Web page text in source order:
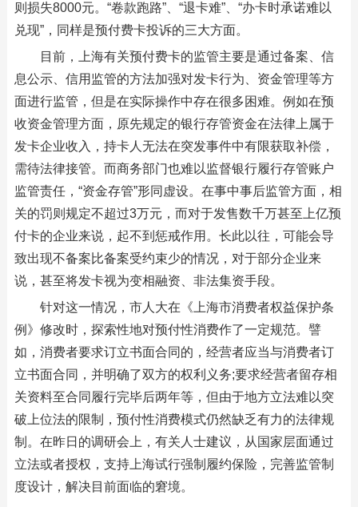
则损失8000元。“卷款跑路”、“退卡难”、“办卡时承诺难以
兑现”，同样是预付费卡投诉的三大方面。
目前，上海有关预付费卡的监管主要是通过备案、信
息公示、信用监管的方法加强对发卡行为、资金管理等方
面进行监管，但是在实际操作中存在很多困难。例如在预
收资金管理方面，原先规定的银行存管资金在法律上属于
发卡企业收入，持卡人无法在突发事件中有限获取补偿，
需待法律接管。而商务部门也难以监督银行履行存管账户
监管责任，“资金存管”形同虚设。在事中事后监管方面，相
关的罚则规定不超过3万元，而对于发售数千万甚至上亿预
付卡的企业来说，起不到惩戒作用。长此以往，可能会导
致出现不备案比备案受约束少的情况，对于部分企业来
说，甚至将发卡视为变相融资、非法集资手段。
针对这一情况，市人大在《上海市消费者权益保护条
例》修改时，探索性地对预付性消费作了一定规范。譬
如，消费者要求订立书面合同的，经营者应当与消费者订
立书面合同，并明确了双方的权利义务;要求经营者留存相
关资料至合同履行完毕后两年等，但由于地方立法难以突
破上位法的限制，预付性消费模式仍然缺乏有力的法律规
制。在昨日的调研会上，有关人士建议，从国家层面通过
立法或者授权，支持上海试行强制履约保险，完善监管制
度设计，解决目前面临的窘境。